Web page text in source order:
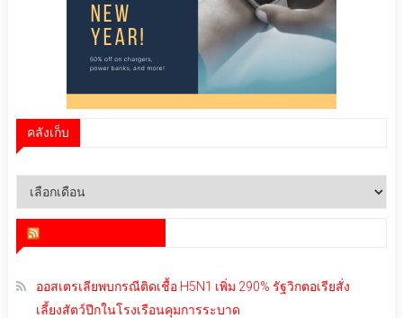
คลังเก็บ
คลัง
ออสเตรเลียพบกรณีติดเชื้อ H5N1 เพิ่ม 290% รัฐวิกตอเรียสั่ง
เลี้ยงสัตว์ปีกในโรงเรือนคุมการระบาด